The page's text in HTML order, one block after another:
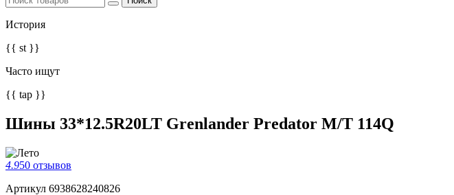
История
{{ st }}
Часто ищут
{{ tap }}
Шины 33*12.5R20LT Grenlander Predator M/T 114Q
4.950 отзывов
Артикул 6938628240826